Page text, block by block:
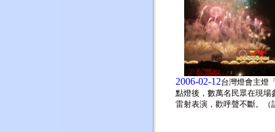
2006-02-12台灣燈會主燈
點燈後，數萬名民眾在現場
雷射表演，歡呼聲不斷。（